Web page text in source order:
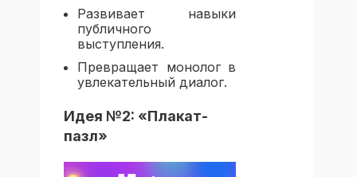
Развивает навыки
публичного
выступления.
Превращает монолог в
увлекательный диалог.
Идея №2: «Плакат-
пазл»